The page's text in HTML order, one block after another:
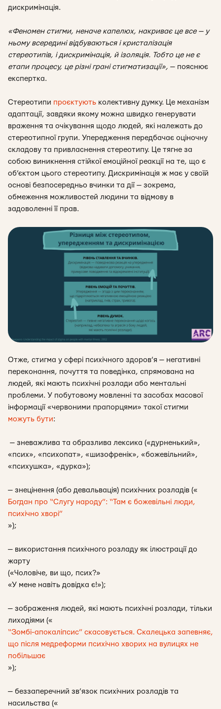
дискримінація.
«Феномен стигми, неначе капелюх, накриває це все — у
ньому всередині відбуваються і кристалізація
стереотипів, і дискримінація, й ізоляція. Тобто це не є
етапи процесу, це різні грані стигматизації», — пояснює
експертка.
Стереотипи проєктують колективну думку. Це механізм
адаптації, завдяки якому можна швидко генерувати
враження та очікування щодо людей, які належать до
стереотипної групи. Упередження передбачає оціночну
складову та привласнення стереотипу. Це тягне за
собою виникнення стійкої емоційної реакції на те, що є
об’єктом цього стереотипу. Дискримінація ж має у своїй
основі безпосередньо вчинки та дії — зокрема,
обмеження можливостей людини та відмову в
задоволенні її прав.
Отже, стигма у сфері психічного здоров’я — негативні
переконання, почуття та поведінка, спрямована на
людей, які мають психічні розлади або ментальні
проблеми. У побутовому мовленні та засобах масової
інформації «червоними прапорцями» такої стигми
можуть бути:
— зневажлива та образлива лексика («дурненький»,
«псих», «психопат», «шизофренік», «божевільний»,
«психушка», «дурка»);
— знецінення (або девальвація) психічних розладів («
Богдан про “Слугу народу”: “Там є божевільні люди,
психічно хворі”
»);
— використання психічного розладу як ілюстрації до
жарту
(«Чоловіче, ви що, псих?»
«У мене навіть довідка є!»);
— зображення людей, які мають психічні розлади, тільки
лиходіями («
“Зомбі-апокаліпсис” скасовується. Скалецька запевняє,
що після медреформи психічно хворих на вулицях не
побільшає
»);
— беззаперечний зв’язок психічних розладів та
насильства («